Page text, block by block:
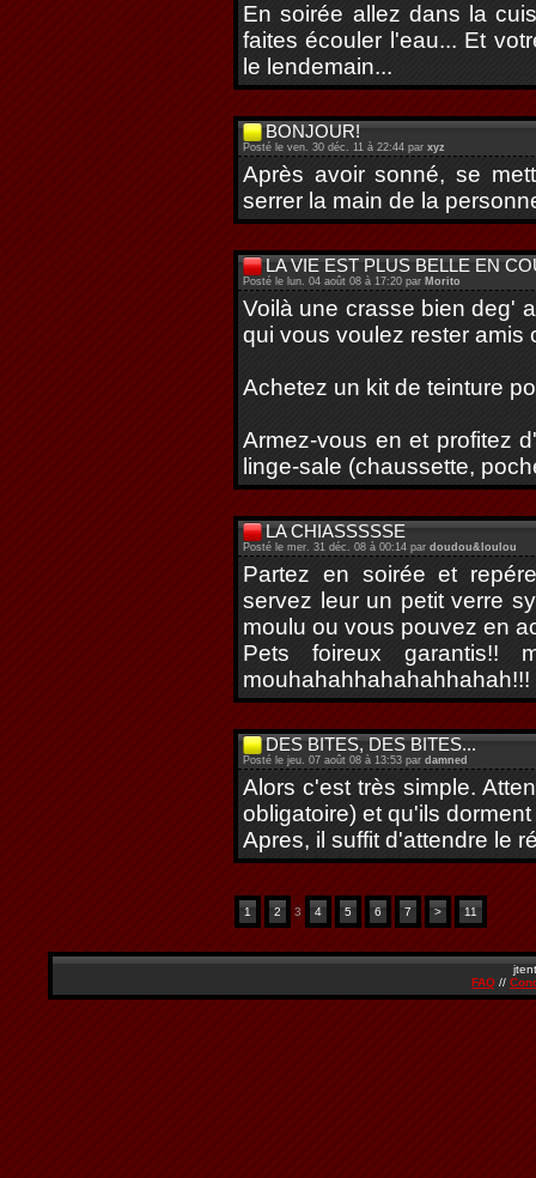
En soirée allez dans la
faites écouler l'eau... Et
le lendemain...
BONJOUR!
Posté le ven. 30 déc. 11 à 22:44 par xyz
Après avoir sonné, se
serrer la main de la
LA VIE EST PLUS BELLE EN
Posté le lun. 04 août 08 à 17:20 par Morito
Voilà une crasse bien deg'
qui vous voulez rester amis
Achetez un kit de teinture
Armez-vous en et profitez
linge-sale (chaussette,
LA CHIASSSSSE
Posté le mer. 31 déc. 08 à 00:14 par doudou&loulou
Partez en soirée et
servez leur un petit verre
moulu ou vous pouvez en
Pets foireux garantis!!
mouhahahhahahahhahah!!!
DES BITES, DES BITES...
Posté le jeu. 07 août 08 à 13:53 par damned
Alors c'est très simple.
obligatoire) et qu'ils
Apres, il suffit d'attendre le
1 2 3 4 5 6 7 > 11
FAQ //